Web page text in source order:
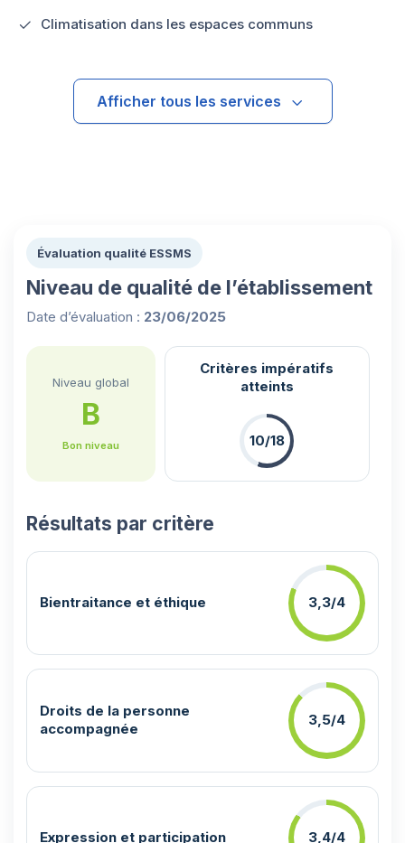
Climatisation dans les espaces communs
Afficher tous les services
Évaluation qualité ESSMS
Niveau de qualité de l’établissement
Date d’évaluation : 23/06/2025
Niveau global
B
Bon niveau
Critères impératifs
atteints
10/18
Résultats par critère
Bientraitance et éthique 3,3/4
Droits de la personne
accompagnée
3,5/4
Expression et participation 3,4/4